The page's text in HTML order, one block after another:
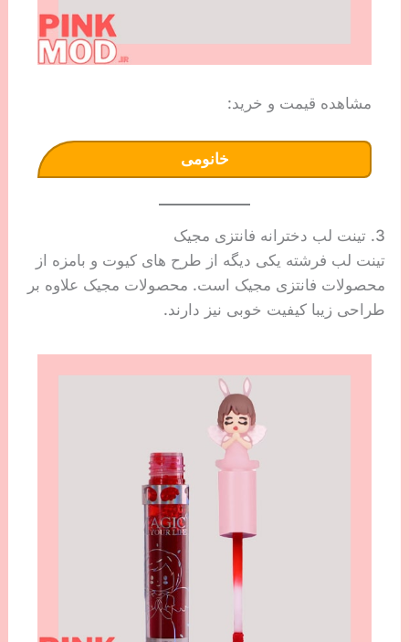
مشاهده قیمت و خرید:
خانومی
3. تینت لب دخترانه فانتزی مجیک
تینت لب فرشته یکی دیگه از طرح های کیوت و بامزه از
محصولات فانتزی مجیک است. محصولات مجیک علاوه بر
طراحی زیبا کیفیت خوبی نیز دارند.